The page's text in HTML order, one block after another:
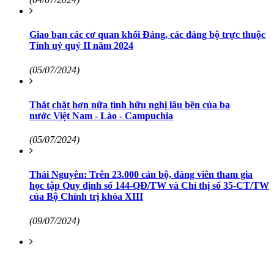
Giao ban các cơ quan khối Đảng, các đảng bộ trực thuộc
Tỉnh uỷ quý II năm 2024
(05/07/2024)
Thắt chặt hơn nữa tình hữu nghị lâu bền của ba
nước Việt Nam - Lào - Campuchia
(05/07/2024)
Thái Nguyên: Trên 23.000 cán bộ, đảng viên tham gia
học tập Quy định số 144-QĐ/TW và Chỉ thị số 35-CT/TW
của Bộ Chính trị khóa XIII
(09/07/2024)